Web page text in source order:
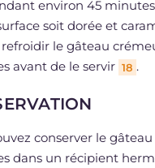
environ 45
soit dorée et
refroidir le gâteau
avant de le servir 18 .
conserver le
dans un récipient